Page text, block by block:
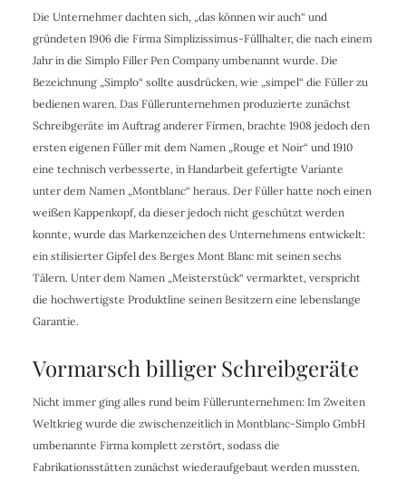
Die Unternehmer dachten sich, „das können wir auch“ und
gründeten 1906 die Firma Simplizissimus-Füllhalter, die nach einem
Jahr in die Simplo Filler Pen Company umbenannt wurde. Die
Bezeichnung „Simplo“ sollte ausdrücken, wie „simpel“ die Füller zu
bedienen waren. Das Füllerunternehmen produzierte zunächst
Schreibgeräte im Auftrag anderer Firmen, brachte 1908 jedoch den
ersten eigenen Füller mit dem Namen „Rouge et Noir“ und 1910
eine technisch verbesserte, in Handarbeit gefertigte Variante
unter dem Namen „Montblanc“ heraus. Der Füller hatte noch einen
weißen Kappenkopf, da dieser jedoch nicht geschützt werden
konnte, wurde das Markenzeichen des Unternehmens entwickelt:
ein stilisierter Gipfel des Berges Mont Blanc mit seinen sechs
Tälern. Unter dem Namen „Meisterstück“ vermarktet, verspricht
die hochwertigste Produktline seinen Besitzern eine lebenslange
Garantie.
Vormarsch billiger Schreibgeräte
Nicht immer ging alles rund beim Füllerunternehmen: Im Zweiten
Weltkrieg wurde die zwischenzeitlich in Montblanc-Simplo GmbH
umbenannte Firma komplett zerstört, sodass die
Fabrikationsstätten zunächst wiederaufgebaut werden mussten.